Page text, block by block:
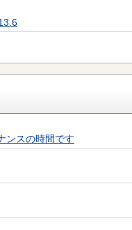
ンスの時間です